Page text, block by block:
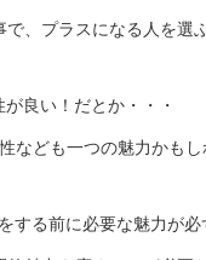
で、プラスになる人を選
良い！だとか・・・
なども一つの魅力かもし
する前に必要な魅力が必